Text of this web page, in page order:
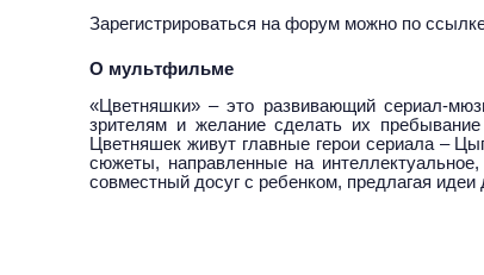
Зарегистрироваться на форум можно по
О мультфильме
«Цветняшки» – это развивающий сериал-
зрителям и желание сделать их
Цветняшек живут главные герои сериала –
сюжеты, направленные на
совместный досуг с ребенком, предлагая